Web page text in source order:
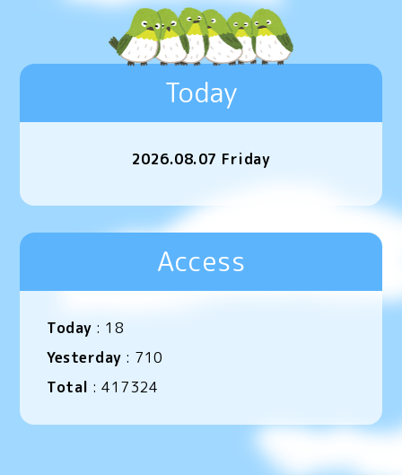
Today
2026.08.07 Friday
Access
Today : 18
Yesterday : 710
Total :417324